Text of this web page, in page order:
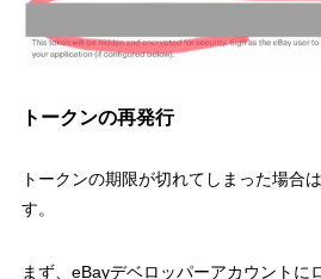
トークンの再発行
トークンの期限が切れてしまった場合
す。
まず、eBayデベロッパーアカウントに